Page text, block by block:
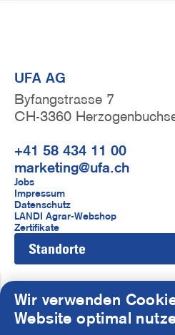
UFA AG
Byfangstrasse 7
CH-3360
+41 58 434 11 00
marketing@ufa.ch
F
u
ß
z
e
i
l
Jobs
Impressum
Datenschutz
LANDI Agrar-Webshop
Zertifikate
Standorte
S
Wir verwenden
Website optimal